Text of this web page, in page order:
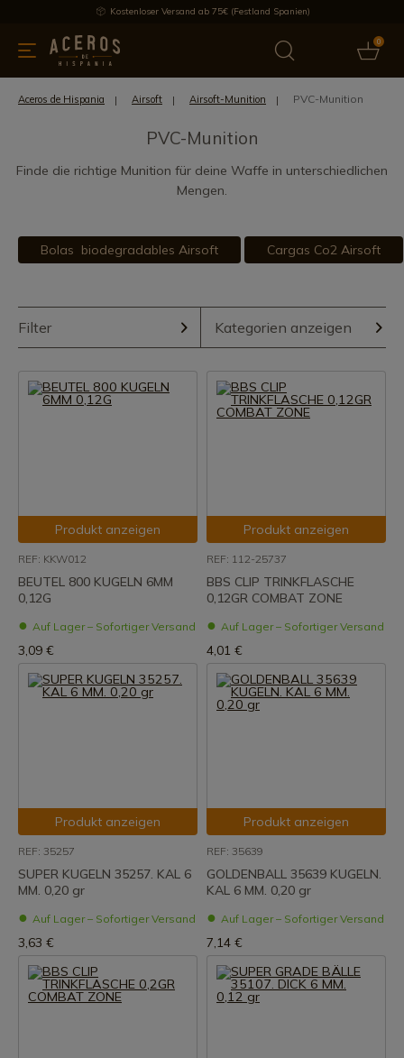
Kostenloser Versand ab 75€ (Festland Spanien)
0
Bietet Aktuelles Bestseller
Aceros de Hispania Airsoft Airsoft-Munition PVC-Munition
PVC-Munition
Finde die richtige Munition für deine Waffe in unterschiedlichen
Mengen.
Bolas biodegradables Airsoft Cargas Co2 Airsoft
Filter Kategorien anzeigen
Produkt anzeigen
REF: KKW012
BEUTEL 800 KUGELN 6MM
0,12G
Auf Lager – Sofortiger Versand
3,09 €
Produkt anzeigen
REF: 112-25737
BBS CLIP TRINKFLASCHE
0,12GR COMBAT ZONE
Auf Lager – Sofortiger Versand
4,01 €
Produkt anzeigen
REF: 35257
SUPER KUGELN 35257. KAL 6
MM. 0,20 gr
Auf Lager – Sofortiger Versand
3,63 €
Produkt anzeigen
REF: 35639
GOLDENBALL 35639 KUGELN.
KAL 6 MM. 0,20 gr
Auf Lager – Sofortiger Versand
7,14 €